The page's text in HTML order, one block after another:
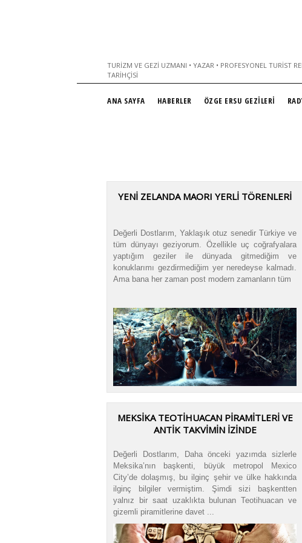
TURIZM VE GEZI UZMANI • YAZAR • PROFESYONEL TURIST
TARIHÇISI
ANA SAYFA HABERLER ÖZGE ERSU GEZİLERİ
YENİ ZELANDA MAORI YERLİ TÖRENLERİ
Değerli Dostlarım, Yaklaşık otuz senedir Türkiye ve
tüm dünyayı geziyorum. Özellikle uç coğrafyalara
yaptığım geziler ile dünyada gitmediğim ve
konuklarımı gezdirmediğim yer neredeyse kalmadı.
Ama bana her zaman post modern zamanların tüm
MEKSIKA TEOTIHUACAN PIRAMITLERI VE
ANTIK TAKVIMIN İZINDE
Değerli Dostlarım, Daha önceki yazımda sizlerle
Meksika’nın başkenti, büyük metropol Mexico
City’de dolaşmış, bu ilginç şehir ve ülke hakkında
ilginç bilgiler vermiştim. Şimdi sizi başkentten
yalnız bir saat uzaklıkta bulunan Teotihuacan ve
gizemli piramitlerine davet ...